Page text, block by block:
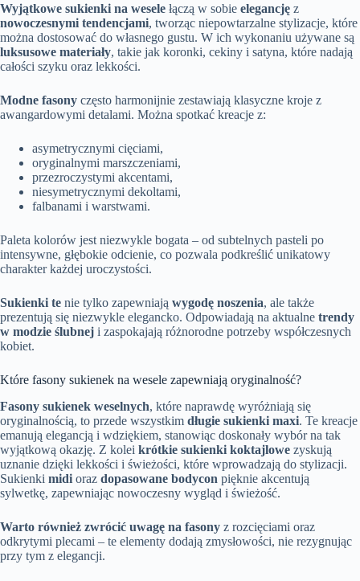
Wyjątkowe sukienki na wesele łączą w sobie elegancję z
nowoczesnymi tendencjami, tworząc niepowtarzalne stylizacje, które
można dostosować do własnego gustu. W ich wykonaniu używane są
luksusowe materiały, takie jak koronki, cekiny i satyna, które nadają
całości szyku oraz lekkości.
Modne fasony często harmonijnie zestawiają klasyczne kroje z
awangardowymi detalami. Można spotkać kreacje z:
asymetrycznymi cięciami,
oryginalnymi marszczeniami,
przezroczystymi akcentami,
niesymetrycznymi dekoltami,
falbanami i warstwami.
Paleta kolorów jest niezwykle bogata – od subtelnych pasteli po
intensywne, głębokie odcienie, co pozwala podkreślić unikatowy
charakter każdej uroczystości.
Sukienki te nie tylko zapewniają wygodę noszenia, ale także
prezentują się niezwykle elegancko. Odpowiadają na aktualne trendy
w modzie ślubnej i zaspokajają różnorodne potrzeby współczesnych
kobiet.
Które fasony sukienek na wesele zapewniają oryginalność?
Fasony sukienek weselnych, które naprawdę wyróżniają się
oryginalnością, to przede wszystkim długie sukienki maxi. Te kreacje
emanują elegancją i wdziękiem, stanowiąc doskonały wybór na tak
wyjątkową okazję. Z kolei krótkie sukienki koktajlowe zyskują
uznanie dzięki lekkości i świeżości, które wprowadzają do stylizacji.
Sukienki midi oraz dopasowane bodycon pięknie akcentują
sylwetkę, zapewniając nowoczesny wygląd i świeżość.
Warto również zwrócić uwagę na fasony z rozcięciami oraz
odkrytymi plecami – te elementy dodają zmysłowości, nie rezygnując
przy tym z elegancji.